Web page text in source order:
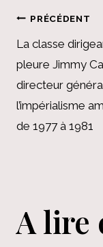
de
PRÉCÉDENT
La classe
pleure Jimmy
directeur
l’impérialisme
de 1977 à 1981
A lire